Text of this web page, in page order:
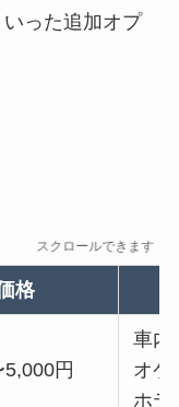
いった追加オプ
スクロールできます
格
円
車内
オケ
ホテ